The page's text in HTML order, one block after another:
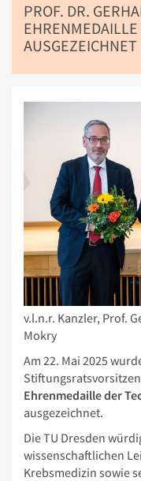
PROF. DR.
AUSGEZEICHNET
v.l.n.r. Kanzler, Prof.
Mokry
Am 22. Mai 2025
Ehrenmedaille der
ausgezeichnet.
Die TU Dresden
wissenschaftlichen
Krebsmedizin sowie